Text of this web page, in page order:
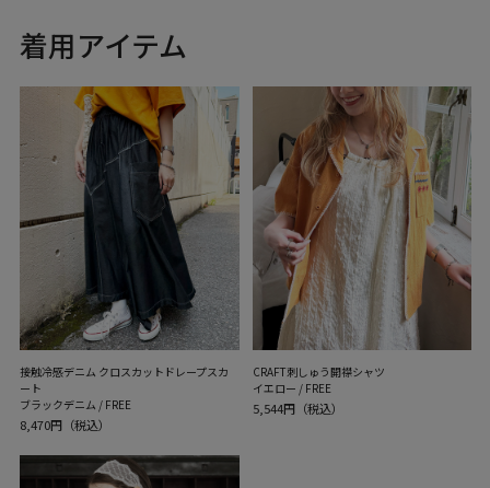
着用アイテム
接触冷感デニム クロスカットドレープスカ
ート
ブラックデニム / FREE
8,470円（税込）
CRAFT刺しゅう開襟シャツ
イエロー / FREE
5,544円（税込）